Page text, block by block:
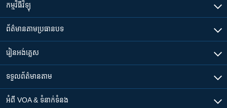
កម្មវិធី​វិទ្យុ
ព័ត៌មាន​តាមប្រធានបទ​
រៀន​​អង់គ្លេស
ទទួល​ព័ត៌មាន​តាម
អំពី​ VOA & ទំនាក់ទំនង